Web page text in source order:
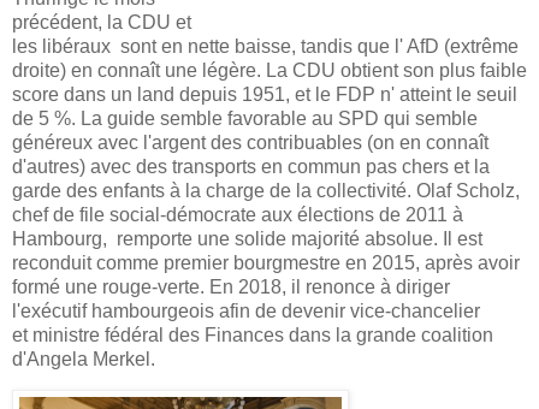
précédent, la CDU et
les libéraux sont en nette baisse, tandis que l' AfD (extrême
droite) en connaît une légère. La CDU obtient son plus faible
score dans un land depuis 1951, et le FDP n' atteint le seuil
de 5 %. La guide semble favorable au SPD qui semble
généreux avec l'argent des contribuables (on en connaît
d'autres) avec des transports en commun pas chers et la
garde des enfants à la charge de la collectivité. Olaf Scholz,
chef de file social-démocrate aux élections de 2011 à
Hambourg, remporte une solide majorité absolue. Il est
reconduit comme premier bourgmestre en 2015, après avoir
formé une rouge-verte. En 2018, il renonce à diriger
l'exécutif hambourgeois afin de devenir vice-chancelier
et ministre fédéral des Finances dans la grande coalition
d'Angela Merkel.